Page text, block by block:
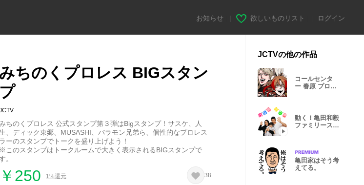
お知らせ 欲しいものリスト ログイン
みちのくプロレス BIGスタン
プ
ちのくプロレス 公式スタンプ第３弾はBigスタンプ！サスケ、人
、ディック東郷、MUSASHI、バラモン兄弟ら、個性的なプロレス
ラーのスタンプでトークを盛り上げよう！
※このスタンプはトークルームで大きく表示されるBIGスタンプで
。
￥250 1%還元 38
JCTVの他の作品
コールセンタ
ー 春原 プロレ
動く！亀田和毅
ファミリースタ
亀田家はそう考
えてる。